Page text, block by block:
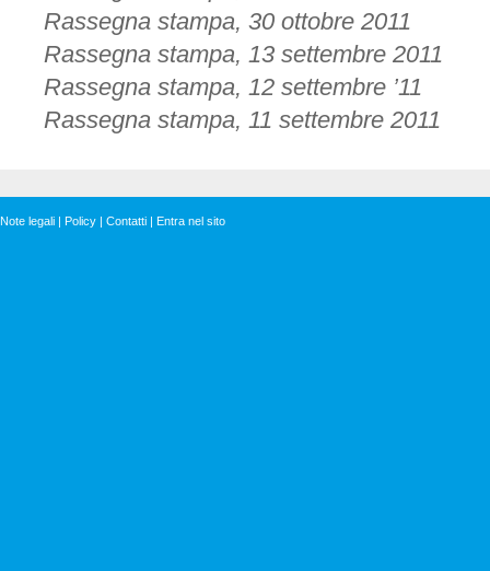
Rassegna stampa, 30 ottobre 2011
Rassegna stampa, 13 settembre 2011
Rassegna stampa, 12 settembre ’11
Rassegna stampa, 11 settembre 2011
Note legali | Policy | Contatti | Entra nel sito